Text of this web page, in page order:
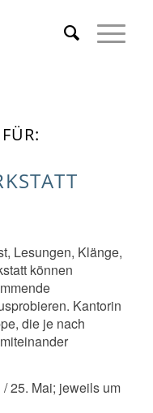
Lesungen, Klänge,
können
Kantorin
die je nach
25. Mai; jeweils um